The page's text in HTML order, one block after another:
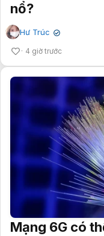
nổ?
Hư Trúc ✔
4 giờ trước
Mạng 6G có